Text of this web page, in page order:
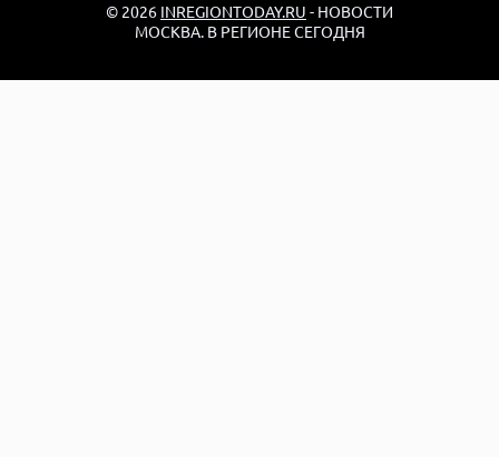
© 2026 INREGIONTODAY.RU - НОВОСТИ
МОСКВА. В РЕГИОНЕ СЕГОДНЯ